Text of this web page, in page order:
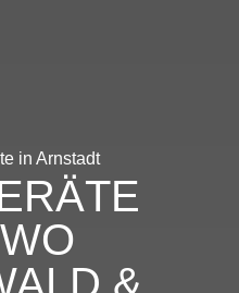
in Arnstadt
&